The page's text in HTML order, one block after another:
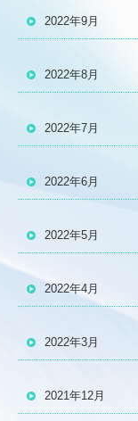
2022年9月
2022年8月
2022年7月
2022年6月
2022年5月
2022年4月
2022年3月
2021年12月